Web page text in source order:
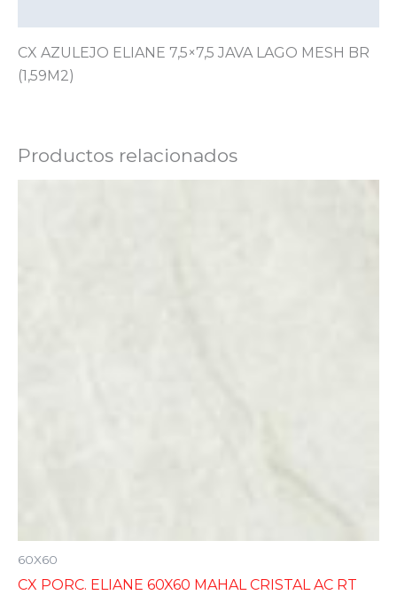
CX AZULEJO ELIANE 7,5×7,5 JAVA LAGO MESH BR
(1,59M2)
Productos relacionados
60X60
CX PORC. ELIANE 60X60 MAHAL CRISTAL AC RT